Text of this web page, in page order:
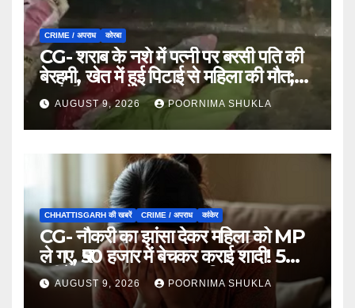
CRIME / अपराध कोरबा
CG- शराब के नशे में पत्नी पर बरसी पति की
बेरहमी, खेत में हुई पिटाई से महिला की मौत;
आरोपी फरार…
AUGUST 9, 2026 POORNIMA SHUKLA
CHHATTISGARH की खबरें CRIME / अपराध कांकेर
CG- नौकरी का झांसा देकर महिला को MP
ले गए, ₹50 हजार में बेचकर कराई शादी! 5
महीने बाद खुला पूरा राज, 3 गिरफ्तार…
AUGUST 9, 2026 POORNIMA SHUKLA